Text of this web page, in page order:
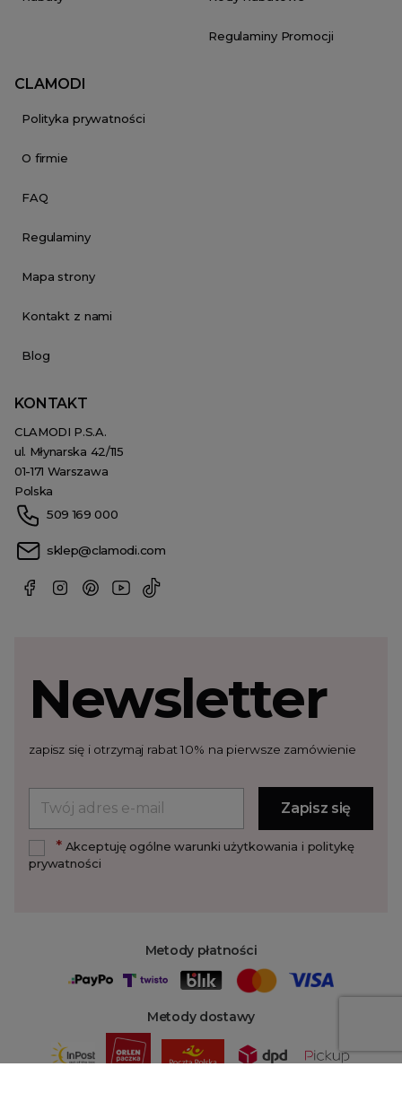
Regulaminy Promocji
CLAMODI
Polityka prywatności
O firmie
FAQ
Regulaminy
Mapa strony
Kontakt z nami
Blog
KONTAKT
CLAMODI P.S.A.
ul. Młynarska 42/115
01-171 Warszawa
Polska
509 169 000
sklep@clamodi.com
Metody płatności
Metody dostawy
Newsletter
zapisz się i otrzymaj rabat 10% na pierwsze zamówienie
*Akceptuję ogólne warunki użytkowania i politykę
prywatności